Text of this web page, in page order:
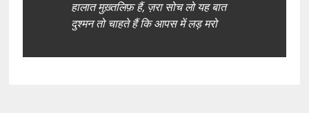
हालात मुख़्तलिफ़ हैं, ज़रा सोच लो यह बात
दुश्मन तो चाहते हैं कि आपस में लड़ मरो